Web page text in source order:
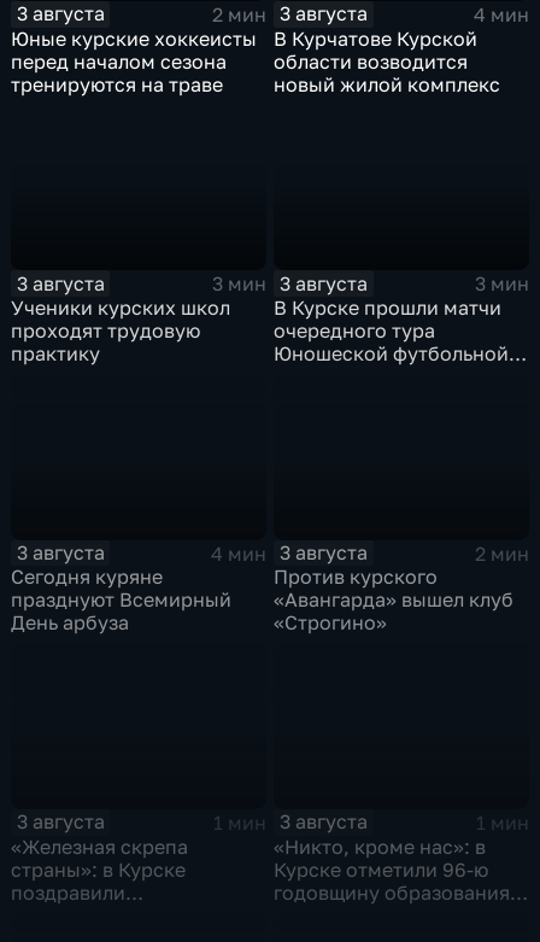
3 августа
2 мин
Юные курские хоккеисты
перед началом сезона
тренируются на траве
3 августа
4 мин
В Курчатове Курской
области возводится
новый жилой комплекс
3 августа
3 мин
Ученики курских школ
проходят трудовую
практику
3 августа
3 мин
В Курске прошли матчи
очередного тура
Юношеской футбольной
3 августа
4 мин
Сегодня куряне
празднуют Всемирный
День арбуза
3 августа
2 мин
Против курского
«Авангарда» вышел клуб
«Строгино»
3 августа
1 мин
«Железная скрепа
страны»: в Курске
поздравили
3 августа
1 мин
«Никто, кроме нас»: в
Курске отметили 96-ю
годовщину образования